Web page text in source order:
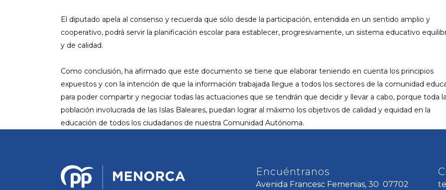
El diputado apela al consenso y recuerda que sólo desde la participación, entendida en un sentido amplio y
cooperativo, podrá servir la planificación escolar para establecer, progresivamente, un sistema educativo
y de calidad.
Como conclusión, ha afirmado que este documento se tiene que elaborar teniendo en cuenta los principios
expuestos y con la intención de que la información trabajada llegue a todos los sectores de la comunidad
para poder compartir y negociar todas las actuaciones que se tendrán que decidir y llevar a cabo, porque toda
población involucrada de las Islas Baleares, puedan lograr al máximo los objetivos de calidad y equidad en la
educación de todos los ciudadanos de nuestra Comunidad Autónoma.
Encuéntranos
Avenida Francesc Femenias, 30 07702